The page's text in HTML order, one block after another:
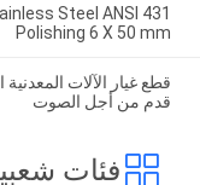
Steel ANSI 431
Polishing 6 X 50 mm
قدم من أجل الصوت
فئات